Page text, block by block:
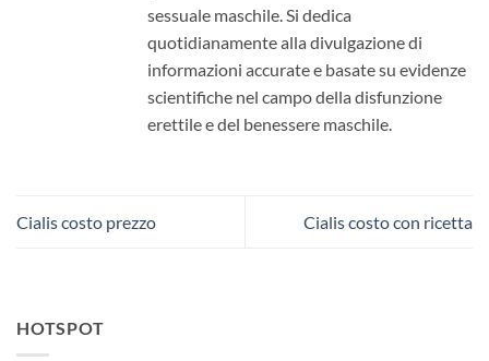
sessuale maschile. Si dedica
quotidianamente alla divulgazione di
informazioni accurate e basate su evidenze
scientifiche nel campo della disfunzione
erettile e del benessere maschile.
Cialis costo prezzo Cialis costo con ricetta
HOTSPOT